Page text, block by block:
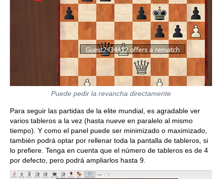
Puede pedir la revancha directamente
Para seguir las partidas de la elite mundial, es agradable ver
varios tableros a la vez (hasta nueve en paralelo al mismo
tiempo). Y como el panel puede ser minimizado o maximizado,
también podrá optar por rellenar toda la pantalla de tableros, si
lo prefiere. Tenga en cuenta que el número de tableros es de 4
por defecto, pero podrá ampliarlos hasta 9.